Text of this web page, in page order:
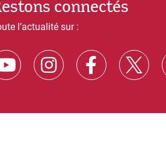
connectés
l’actualité sur :